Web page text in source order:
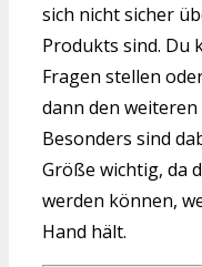
sich nicht sicher
Produkts sind. Du
Fragen stellen
dann den
Besonders sind
Größe wichtig, da
werden können,
Hand hält.